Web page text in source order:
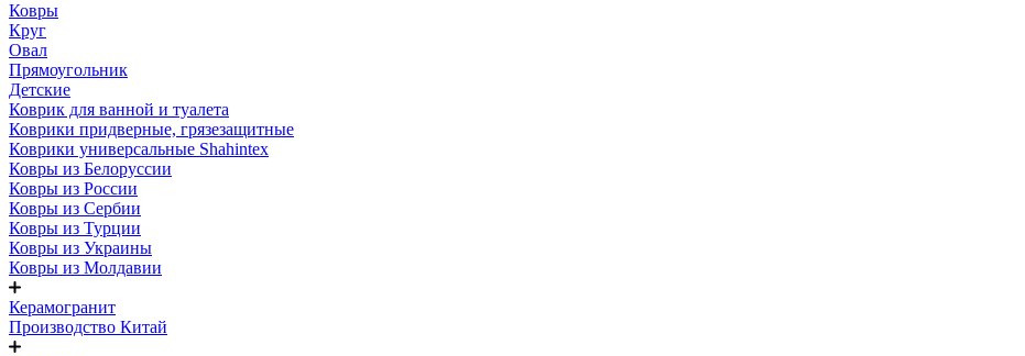
Ковры
Круг
Овал
Прямоугольник
Детские
Коврик для ванной и туалета
Коврики придверные, грязезащитные
Коврики универсальные Shahintex
Ковры из Белоруссии
Ковры из России
Ковры из Сербии
Ковры из Турции
Ковры из Украины
Ковры из Молдавии
Керамогранит
Производство Китай